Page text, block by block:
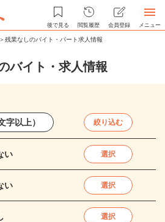
後で見る 閲覧履歴 会員登録 メニュー
＞残業なしのバイト・パート求人情報
バイト・求人情報
絞り込む
い 選択
い 選択
選択